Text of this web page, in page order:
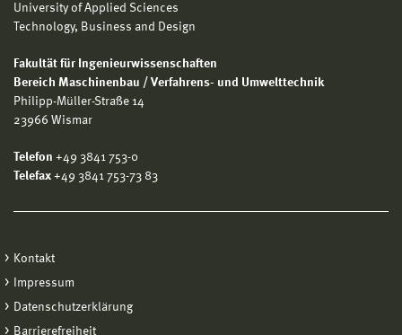
University of Applied Sciences
Technology, Business and Design
Fakultät für Ingenieurwissenschaften
Bereich Maschinenbau / Verfahrens- und Umwelttechnik
Philipp-Müller-Straße 14
23966 Wismar
Telefon +49 3841 753-0
Telefax +49 3841 753-73 83
Kontakt
Impressum
Datenschutzerklärung
Barrierefreiheit